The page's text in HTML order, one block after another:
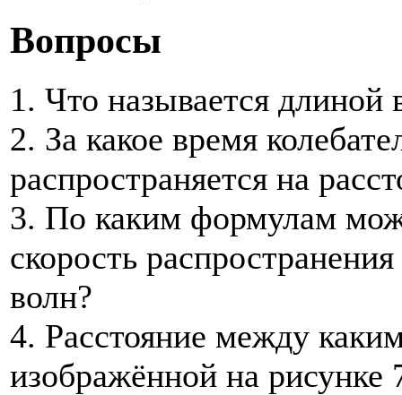
Вопросы
1. Что называется длиной
2. За какое время
распространяется на
3. По каким формулам
скорость
волн?
4. Расстояние между
изображённой на рисунке